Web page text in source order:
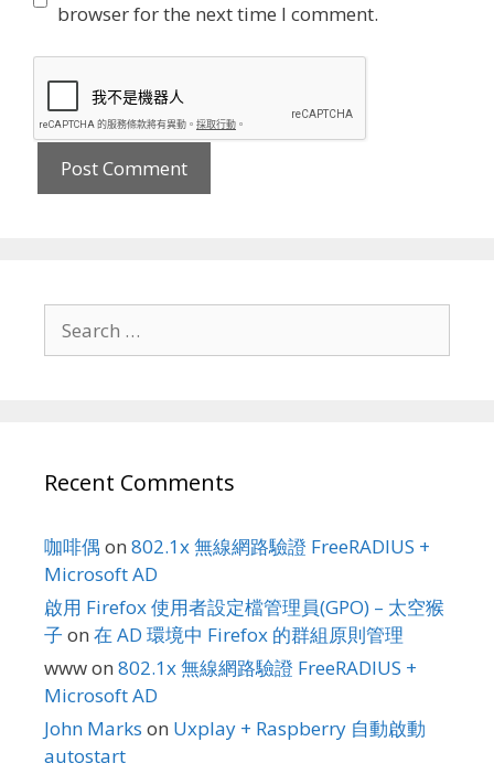
browser for the next time I comment.
for:
Recent Comments
咖啡偶 on 802.1x 無線網路驗證 FreeRADIUS +
Microsoft AD
啟用 Firefox 使用者設定檔管理員(GPO) – 太空猴
子 on 在 AD 環境中 Firefox 的群組原則管理
wwwon 802.1x 無線網路驗證 FreeRADIUS +
Microsoft AD
John Marks on Uxplay + Raspberry 自動啟動
autostart